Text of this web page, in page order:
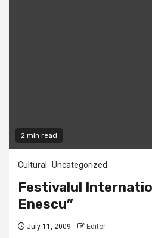
2 min read
Cultural Uncategorized
Festivalul
Enescu”
July 11, 2009 Editor